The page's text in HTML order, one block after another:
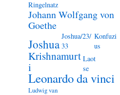
Ringelnatz
Johann Wolfgang von
Goethe
Joshua
Joshua/23/
33
Konfuzi
us
Krishnamurt
i
Laot
se
Leonardo da vinci
Ludwig van